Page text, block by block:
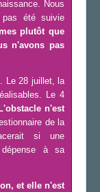
Nous
pas été suivie
plutôt que
n'avons pas
Le 28 juillet, la
Le 4
L'obstacle n'est
de la
si une
à sa
et elle n'est